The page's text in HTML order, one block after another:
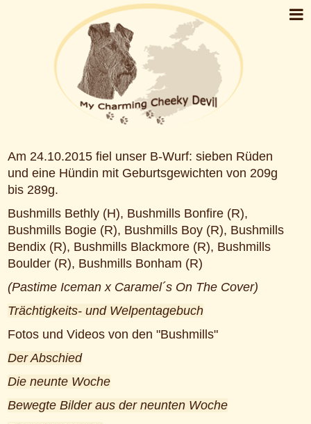
Am 24.10.2015 fiel unser B-Wurf: sieben Rüden
und eine Hündin mit Geburtsgewichten von 209g
bis 289g.
Bushmills Bethly (H), Bushmills Bonfire (R),
Bushmills Bogie (R), Bushmills Boy (R), Bushmills
Bendix (R), Bushmills Blackmore (R), Bushmills
Boulder (R), Bushmills Bonham (R)
(Pastime Iceman x Caramel´s On The Cover)
Trächtigkeits- und Welpentagebuch
Fotos und Videos von den "Bushmills"
Der Abschied
Die neunte Woche
Bewegte Bilder aus der neunten Woche